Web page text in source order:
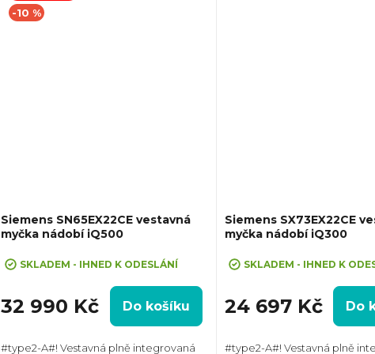
-10 %
Siemens SN65EX22CE vestavná
myčka nádobí iQ500
SKLADEM - IHNED K ODESLÁNÍ
32 990 Kč Do košíku
#type2-A#! Vestavná plně integrovaná
Siemens SX73EX22CE
myčka nádobí iQ300
SKLADEM - IHNED K
24 697 Kč Do
#type2-A#! Vestavná plně